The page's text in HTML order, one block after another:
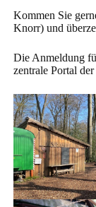
Kommen Sie
Knorr) und
Die Anmeldung
zentrale Portal